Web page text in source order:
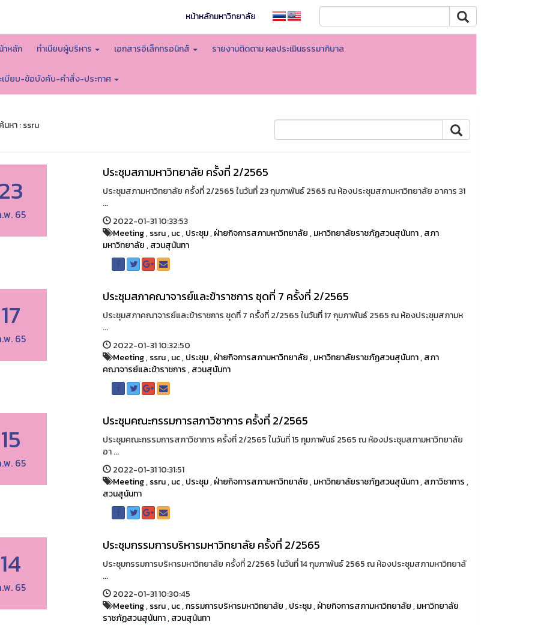
หน้าหลักมหาวิทยาลัย
าหลัก ทำเนียบผู้บริหาร เอกสารอิเล็กทรอนิกส์ รายงานติดตาม ผลประเมินธรรมาภิบาล
เบียบ-ข้อบังคับ-คำสั่ง-ประกาศ
หา : ssru
พ. 65
ประชุมสภามหาวิทยาลัย ครั้งที่ 2/2565
ประชุมสภามหาวิทยาลัย ครั้งที่ 2/2565 ในวันที่ 23 กุมภาพันธ์ 2565 ณ ห้องประชุมสภามหาวิทยาลัย อาคาร 31
...
2022-01-31 10:33:53
Meeting,ssru,uc,ประชุม,ฝ่ายกิจการสภามหาวิทยาลัย,มหาวิทยาลัยราชภัฏสวนสุนันทา,สภา
มหาวิทยาลัย,สวนสุนันทา
17
พ. 65
ประชุมสภาคณาจารย์และข้าราชการ ชุดที่ 7 ครั้งที่ 2/2565
ประชุมสภาคณาจารย์และข้าราชการ ชุดที่ 7 ครั้งที่ 2/2565 ในวันที่ 17 กุมภาพันธ์ 2565 ณ ห้องประชุมสภามห
...
2022-01-31 10:32:50
Meeting,ssru,uc,ประชุม,ฝ่ายกิจการสภามหาวิทยาลัย,มหาวิทยาลัยราชภัฏสวนสุนันทา,สภา
คณาจารย์และข้าราชการ,สวนสุนันทา
15
พ. 65
ประชุมคณะกรรมการสภาวิชาการ ครั้งที่ 2/2565
ประชุมคณะกรรมการสภาวิชาการ ครั้งที่ 2/2565 ในวันที่ 15 กุมภาพันธ์ 2565 ณ ห้องประชุมสภามหาวิทยาลัย
อา ...
2022-01-31 10:31:51
Meeting,ssru,uc,ประชุม,ฝ่ายกิจการสภามหาวิทยาลัย,มหาวิทยาลัยราชภัฏสวนสุนันทา,สภาวิชาการ,
สวนสุนันทา
14
พ. 65
ประชุมกรรมการบริหารมหาวิทยาลัย ครั้งที่ 2/2565
ประชุมกรรมการบริหารมหาวิทยาลัย ครั้งที่ 2/2565 ในวันที่ 14 กุมภาพันธ์ 2565 ณ ห้องประชุมสภามหาวิทยาลั
...
2022-01-31 10:30:45
Meeting,ssru,uc,กรรมการบริหารมหาวิทยาลัย,ประชุม,ฝ่ายกิจการสภามหาวิทยาลัย,มหาวิทยาลัย
ราชภัฏสวนสุนันทา,สวนสุนันทา